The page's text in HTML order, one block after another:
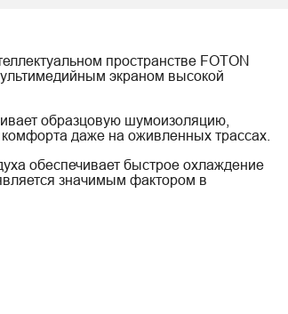
пространстве FOTON
экраном высокой
образцовую шумоизоляцию,
даже на оживленных трассах.
обеспечивает быстрое охлаждение
значимым фактором в